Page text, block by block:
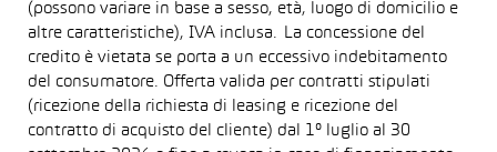
(possono variare in base a sesso, età, luogo di domicilio e
altre caratteristiche), IVA inclusa. La concessione del
credito è vietata se porta a un eccessivo indebitamento
del consumatore. Offerta valida per contratti stipulati
(ricezione della richiesta di leasing e ricezione del
contratto di acquisto del cliente) dal 1° luglio al 30